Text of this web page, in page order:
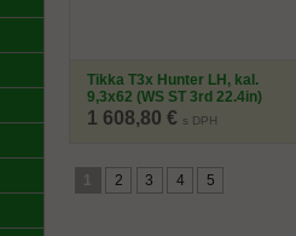
Tikka T3x Hunter LH, kal.
9,3x62 (WS ST 3rd 22.4in)
1 608,80 € s DPH
1 2 3 4 5